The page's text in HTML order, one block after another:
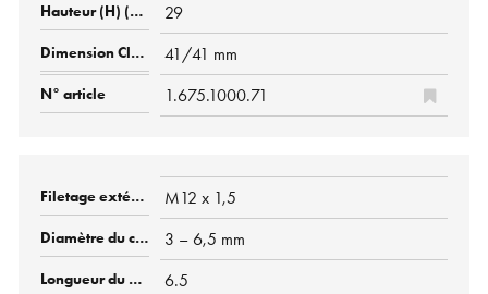
29
41/41 mm
1.675.1000.71
M12 x 1,5
3 – 6,5 mm
6.5